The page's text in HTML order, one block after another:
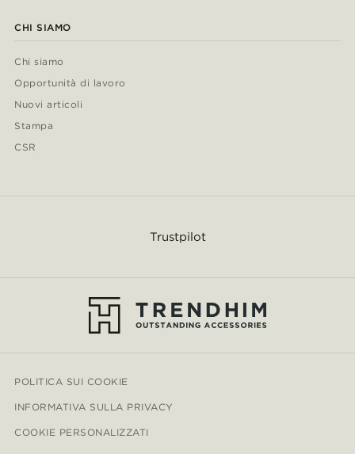
CHI SIAMO
Chi siamo
Opportunità di lavoro
Nuovi articoli
Stampa
CSR
Trustpilot
POLITICA SUI COOKIE
INFORMATIVA SULLA PRIVACY
COOKIE PERSONALIZZATI